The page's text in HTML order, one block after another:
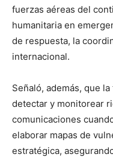
fuerzas aéreas del
humanitaria en
de respuesta, la
internacional.
Señaló, además, que
detectar y monitorear
comunicaciones
elaborar mapas de
estratégica,